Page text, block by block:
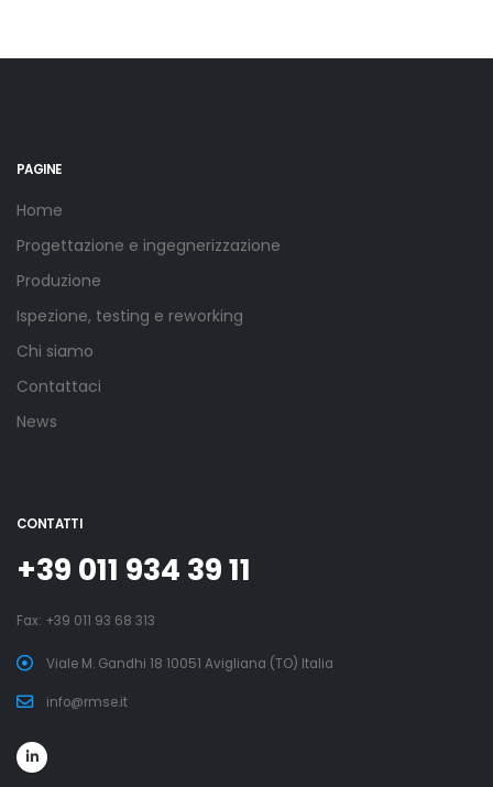
PAGINE
Home
Progettazione e ingegnerizzazione
Produzione
Ispezione, testing e reworking
Chi siamo
Contattaci
News
CONTATTI
+39 011 934 39 11
Fax: +39 011 93 68 313
Viale M. Gandhi 18 10051 Avigliana (TO) Italia
info@rmse.it